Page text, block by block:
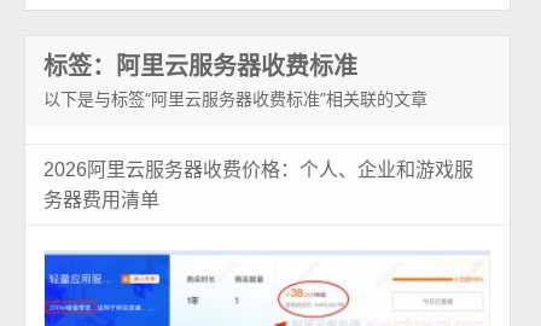
标签：阿里云服务器收费标准
以下是与标签“阿里云服务器收费标准”相关联的文章
2026阿里云服务器收费价格：个人、企业和游戏服
务器费用清单